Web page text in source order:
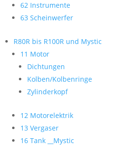
62 Instrumente
63 Scheinwerfer
R80R bis R100R und Mystic
11 Motor
Dichtungen
Kolben/Kolbenringe
Zylinderkopf
12 Motorelektrik
13 Vergaser
16 Tank __Mystic